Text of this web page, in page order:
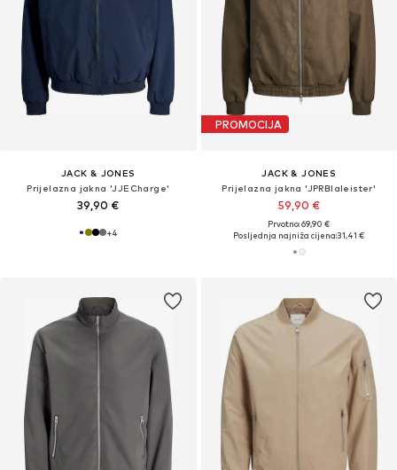
JACK & JONES
Prijelazna jakna 'JJECharge'
39,90 €
+4
PROMOCIJA
JACK & JONES
Prijelazna jakna 'JPRBlaleister'
59,90 €
Prvotno: 69,90 €
Posljednja najniža cijena:31,41 €